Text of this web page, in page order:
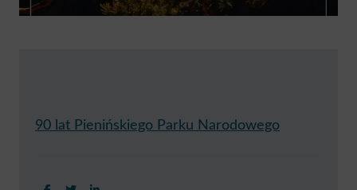
90 lat Pienińskiego Parku Narodowego